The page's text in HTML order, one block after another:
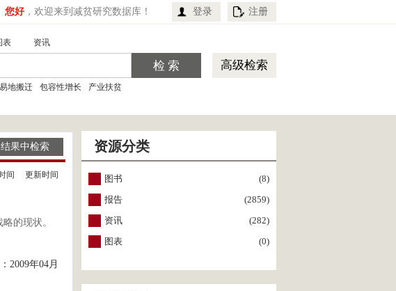
登录 注册
您好 ，欢迎来到减贫研究数据库！
表 资讯
高级检索
易地搬迁 包容性增长 产业扶贫
间 更新时间
略的现状。
2009年04月
资源分类
图书
(8)
报告
(2859)
资讯
(282)
图表
(0)